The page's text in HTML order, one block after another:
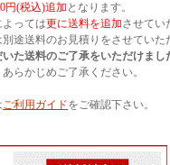
円(税込)追加 となります。
っては更に送料を追加させてい
途送料のお見積りをさせていた
た送料のご了承をいただけまし
らかじめご了承ください。
ご利用ガイドをご確認下さい。